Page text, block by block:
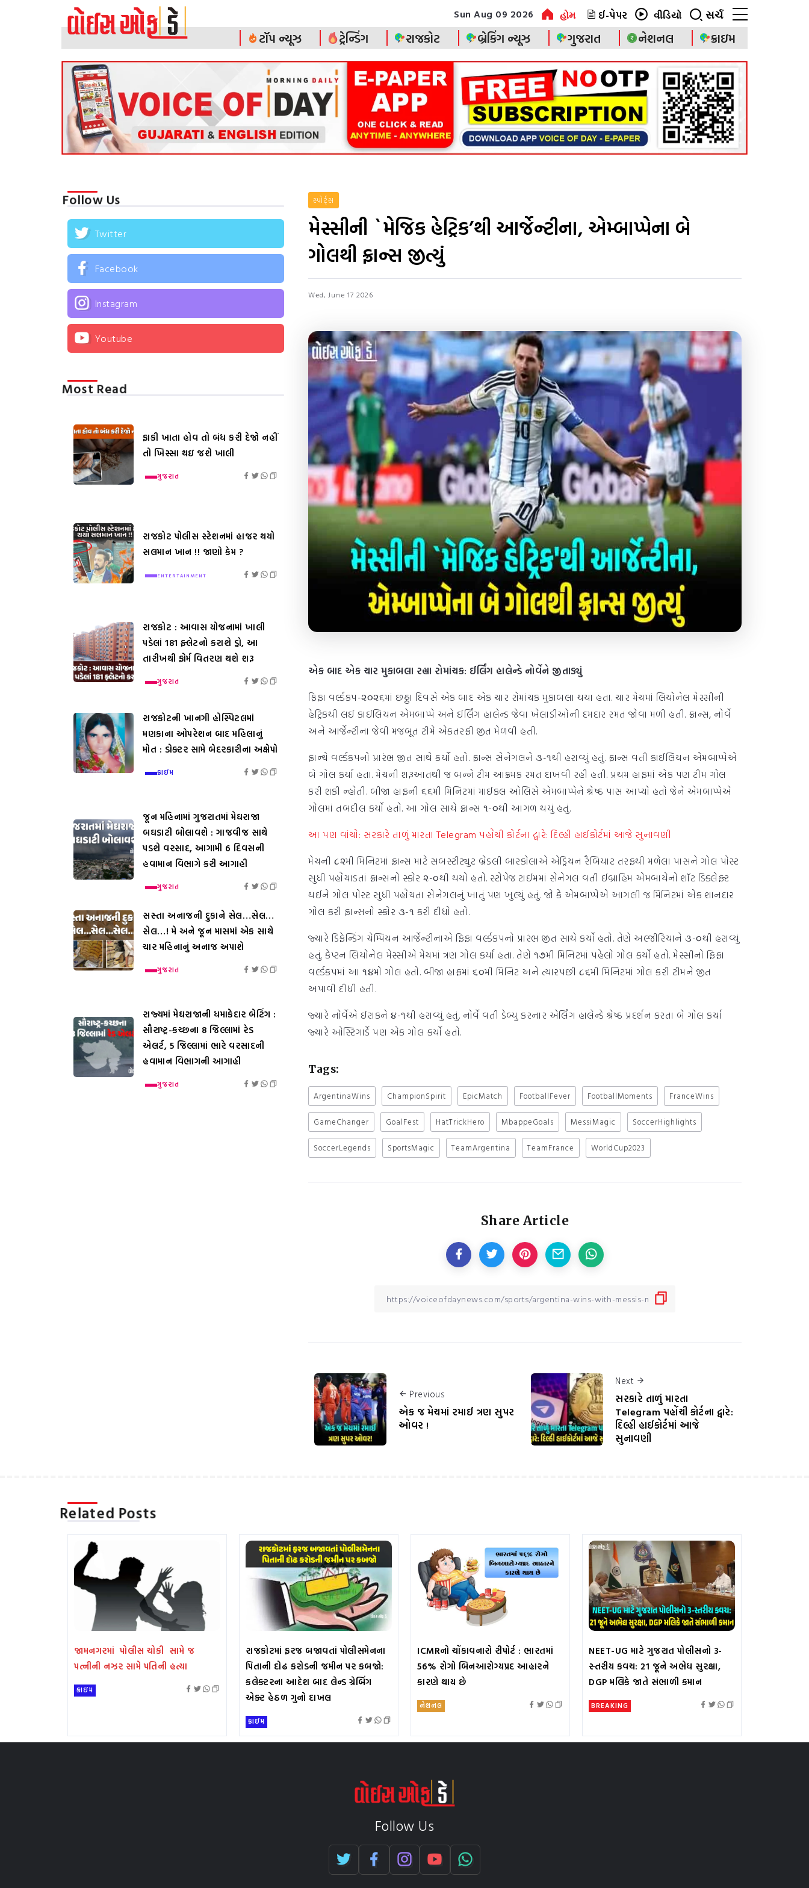
Sun Aug 09 2026 હોમ ઈ-પેપર વીડિયો સર્ચ
ટૉપ ન્યૂઝ ટ્રેન્ડિંગ રાજકોટ બ્રેકિંગ ન્યૂઝ ગુજરાત નેશનલ ક્રાઇમ
સ્પોર્ટ્સ
મેસ્સીની `મેજિક હેટ્રિક’થી આર્જેન્ટીના, એમ્બાપ્પેના બે
ગોલથી ફ્રાન્સ જીત્યું
Wed, June 17 2026
એક બાદ એક ચાર મુકાબલા રહ્યા રોમાંચક: ઈર્લિંગ હાલેન્ડે નોર્વેને જીતાડ્યું
ફિફા વર્લ્ડકપ-૨૦૨૬માં છઠ્ઠા દિવસે એક બાદ એક ચાર રોમાંચક મુકાબલા થયા હતા. ચાર મેચમાં લિયોનેલ મેસ્સીની
હેટ્રિકથી લઈ કાઈલિયન એમબાપ્પે અને ઈર્લિંગ હાલેન્ડ જેવા ખેલાડીઓની દમદાર રમત જોવા મળી હતી. ફ્રાન્સ, નોર્વે
અને આર્જેન્ટીના જેવી મજબૂત ટીમે એકતરફી જીત મેળવી હતી.
ફ્રાન્ચે વર્લ્ડકપનો પ્રારંભ જીત સાથે કર્યો હતો. ફ્રાન્સ સેનેગલને ૩-૧થી હરાવ્યું હતું. ફ્રાન્સ વતી કાઈલિયન એમબાપ્પેએ
બે ગોલ કર્યા હતા. મેચની શરૂઆતથી જ બન્ને ટીમ આક્રમક રમત દાખવી રહી હતી. પ્રથમ હાફમાં એક પણ ટીમ ગોલ
કરી શકી ન્હોતી. બીજા હાફની ૬૬મી મિનિટમાં માઈકલ ઓલિસે એમબાપ્પેને શ્રેષ્ઠ પાસ આપ્યો હતો જેને એમબાપ્પેએ
ગોલમાં તબદીલ કર્યો હતો. આ ગોલ સાથે ફ્રાન્સ ૧-૦થી આગળ થયું હતું.
આ પણ વાંચો: સરકારે તાળું મારતા Telegram પહોંચી કોર્ટના દ્વારે: દિલ્હી હાઈકોર્ટમાં આજે સુનાવણી
મેચની ૮૨મી મિનિટમાં ફ્રાન્સ માટે સબસ્ટીટ્યુટ બ્રેડલી બારકોલાએ એડ્રિયન રૈબિયાટ તરફથી મળેલા પાસને ગોલ પોસ્ટ
સુધી પહોંચાડતાં ફ્રાન્સનો સ્કોર ૨-૦થી થયો હતો. સ્ટોપેજ ટાઈમમાં સેનેગલ વતી ઈબ્રાહિમ એમબાયેનો શૉટ ડિક્લેફ્ટ
થઈને ગોલ પોસ્ટ સુધી પહોંચતા સેનેગલનું ખાતું પણ ખુલ્યું હતું. જો કે એમબાપ્પેએ આગલી જ મિનિટમાં એક શાનદાર
ગોલ કરી ફ્રાન્સનો સ્કોર ૩-૧ કરી દીધો હતો.
જ્યારે ડિફેન્ડિંગ ચેમ્પિયન આર્જેન્ટીનાએ ફિફા વર્લ્ડકપનો પ્રારંભ જીત સાથે કર્યો હતો. તેણે અલ્જીરિયાને ૩-૦થી હરાવ્યું
હતું. કેપ્ટન લિયોનેલ મેસ્સીએ મેચમાં ત્રણ ગોલ કર્યા હતા. તેણે ૧૭મી મિનિટમાં પહેલો ગોલ કર્યો હતો. મેસ્સીનો ફિફા
વર્લ્ડકપમાં આ ૧૪મો ગોલ હતો. બીજા હાફમાં ૬૦મી મિનિટ અને ત્યારપછી ૮૬મી મિનિટમાં ગોલ કરી ટીમને જીત
અપાવી દીધી હતી.
જ્યારે નોર્વેએ ઈરાકને ૪-૧થી હરાવ્યું હતું. નોર્વે વતી ડેબ્યુ કરનાર એર્લિંગ હાલેન્ડે શ્રેષ્ઠ પ્રદર્શન કરતા બે ગોલ કર્યા
જ્યારે ઓસ્ટિગાર્ડે પણ એક ગોલ કર્યો હતો.
Tags:
ArgentinaWins ChampionSpirit EpicMatch FootballFever FootballMoments FranceWins
GameChanger GoalFest HatTrickHero MbappeGoals MessiMagic SoccerHighlights
SoccerLegends SportsMagic TeamArgentina TeamFrance WorldCup2023
Share Article
Previous
એક જ મેચમાં રમાઈ ત્રણ સુપર
ઓવર !
Next
સરકારે તાળું મારતા
Telegram પહોંચી કોર્ટના દ્વારે:
દિલ્હી હાઈકોર્ટમાં આજે
સુનાવણી
Follow Us
Twitter
Facebook
Instagram
Youtube
Most Read
ફાકી ખાતા હોવ તો બંધ કરી દેજો નહીં
તો ખિસ્સા થઇ જશે ખાલી
ગુજરાત
રાજકોટ પોલીસ સ્ટેશનમાં હાજર થયો
સલમાન ખાન !! જાણો કેમ ?
ENTERTAINMENT
રાજકોટ : આવાસ યોજનામાં ખાલી
પડેલાં 181 ફ્લેટનો કરાશે ડ્રો, આ
તારીખથી ફોર્મ વિતરણ થશે શરૂ
ગુજરાત
રાજકોટની ખાનગી હોસ્પિટલમાં
મણકાના ઓપરેશન બાદ મહિલાનું
મોત : ડોક્ટર સામે બેદરકારીના અક્ષેપો
ક્રાઇમ
જૂન મહિનામાં ગુજરાતમાં મેઘરાજા
બઘડાટી બોલાવશે : ગાજવીજ સાથે
પડશે વરસાદ, આગામી 6 દિવસની
હવામાન વિભાગે કરી આગાહી
ગુજરાત
સસ્તા અનાજની દુકાને સેલ…સેલ…
સેલ…! મે અને જૂન માસમાં એક સાથે
ચાર મહિનાનું અનાજ અપાશે
ગુજરાત
રાજ્યમાં મેઘરાજાની ધમાકેદાર બેટિંગ :
સૌરાષ્ટ્ર-કચ્છના 8 જિલ્લામાં રેડ
એલર્ટ, 5 જિલ્લામાં ભારે વરસાદની
હવામાન વિભાગની આગાહી
ગુજરાત
Related Posts
જામનગરમાં પોલીસ ચોકી સામે જ
પત્નીની નઝર સામે પતિની હત્યા
ક્રાઇમ
રાજકોટમાં ફરજ બજાવતાં પોલીસમેનના
પિતાની દોઢ કરોડની જમીન પર કબજો:
કલેક્ટરના આદેશ બાદ લેન્ડ ગ્રેબિંગ
એક્ટ હેઠળ ગુનો દાખલ
ક્રાઇમ
ICMRનો ચોંકાવનારો રીપોર્ટ : ભારતમાં
56% રોગો બિનઆરોગ્યપ્રદ આહારને
કારણે થાય છે
નેશનલ
NEET-UG માટે ગુજરાત પોલીસનો 3-
સ્તરીય કવચ: 21 જૂને અભેદ્ય સુરક્ષા,
DGP મલિકે જાતે સંભાળી કમાન
BREAKING
Follow Us